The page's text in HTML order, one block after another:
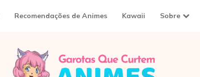
Recomendações de Animes Kawaii Sobre